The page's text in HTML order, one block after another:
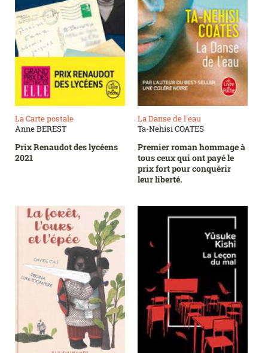
La Carte postale
Anne BEREST
Prix Renaudot des lycéens
2021
La Danse de l'eau
Ta-Nehisi COATES
Premier roman hommage à
tous ceux qui ont payé le
prix fort pour conquérir
leur liberté.